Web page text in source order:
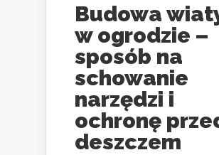
Budowa
w ogrodzie –
sposób na
schowanie
narzędzi i
ochronę
deszczem